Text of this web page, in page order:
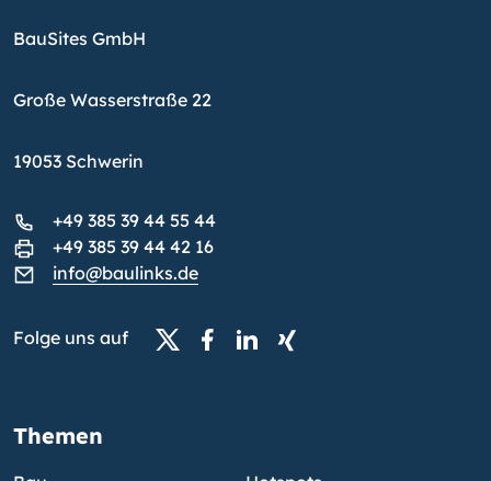
BauSites GmbH
Große Wasserstraße 22
19053 Schwerin
+49 385 39 44 55 44
+49 385 39 44 42 16
info@baulinks.de
Folge uns auf
Themen